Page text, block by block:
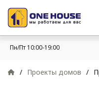
Пн/Пт 10:00-19:00
/ Проекты домов /